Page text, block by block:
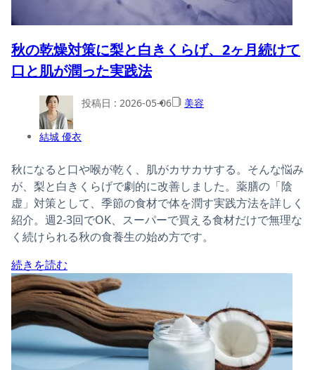
秋の乾燥対策に梨と白きくらげ、2ヶ月続けて
口と肌が潤った実践法
結城 優衣
投稿日 : 2026-05-06 美容
秋になると口や喉が乾く、肌がカサカサする。そんな悩み
が、梨と白きくらげで劇的に改善しました。薬膳の「陰
虚」対策として、季節の食材で体を潤す実践方法を詳しく
紹介。週2-3回でOK、スーパーで買える食材だけで無理な
く続けられる秋の食養生の始め方です。
続きを読む